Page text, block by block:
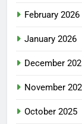
February 2026
January 2026
December
November
October 2025